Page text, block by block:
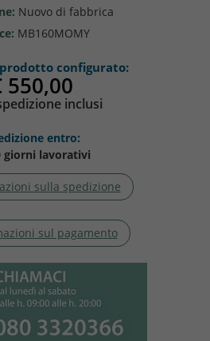
Nuovo di fabbrica
MB160MOMY
prodotto configurato:
550,0
inclusi
entro:
giorni lavorativi
sulla spedizione
sul pagamento